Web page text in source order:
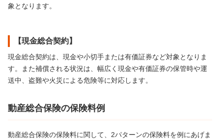
象となります。
【現金総合契約】
現金総合契約は、現金や小切手または有価証券など対象となりま
す。また補償される状況は、幅広く現金や有価証券の保管時や運
送中、盗難や火災による危険等に対応します。
動産総合保険の保険料例
動産総合保険の保険料に関して、2パターンの保険料を例にあげま